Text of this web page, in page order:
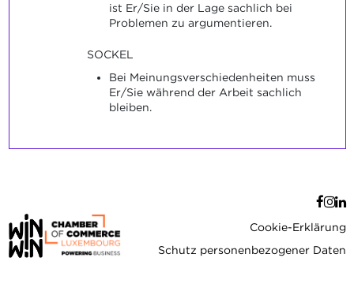
ist Er/Sie in der Lage sachlich bei
Problemen zu argumentieren.
SOCKEL
Bei Meinungsverschiedenheiten muss
Er/Sie während der Arbeit sachlich
bleiben.
Cookie-Erklärung
Schutz personenbezogener Daten